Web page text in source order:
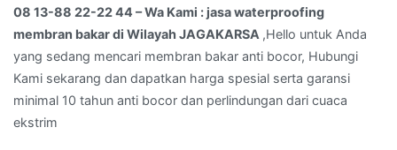
88
22-
22
44
–
08 13-88 22-22 44 – Wa Kami : jasa waterproofing
membran bakar di Wilayah JAGAKARSA ,Hello untuk Anda
yang sedang mencari membran bakar anti bocor, Hubungi
Kami sekarang dan dapatkan harga spesial serta garansi
minimal 10 tahun anti bocor dan perlindungan dari cuaca
ekstrim